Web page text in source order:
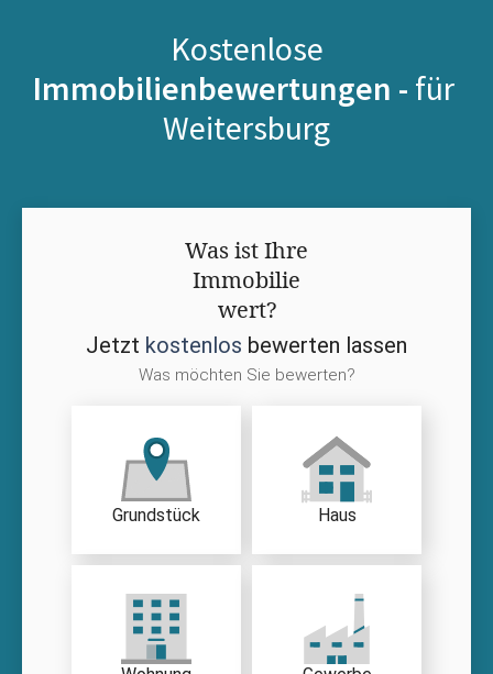
Kostenlose
Immobilienbewertungen - für
Weitersburg
Was ist Ihre
Immobilie
wert?
Jetzt kostenlos bewerten lassen
Was möchten Sie bewerten?
Grundstück Haus